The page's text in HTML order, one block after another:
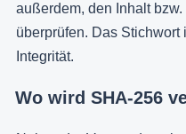
außerdem, den Inhalt
überprüfen. Das
Integrität.
Wo wird SHA-256